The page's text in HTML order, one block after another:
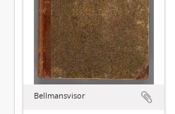
Bellmansvisor